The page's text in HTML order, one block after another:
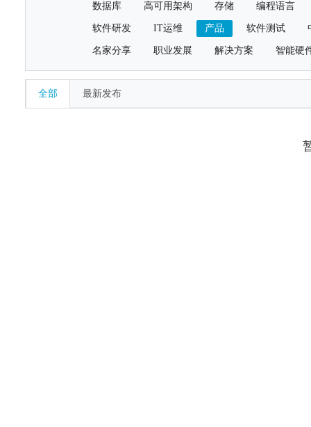
数据库 高可用架构 存储 编程语言
软件研发 IT运维 产品 软件测试
名家分享 职业发展 解决方案 智能硬
全部 最新发布